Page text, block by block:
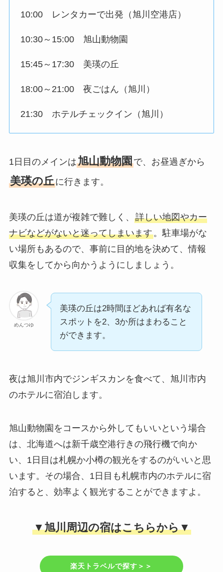
10:00 レンタカーで出発（旭川空港店）
10:30～15:00 旭山動物園
15:45～17:30 美瑛の丘
18:00～21:00 夜ごはん（旭川）
21:30 ホテルチェックイン（旭川）
1日目のメインは旭山動物園で、お昼過ぎから
美瑛の丘に行きます。
美瑛の丘は道が複雑で難しく、 詳しい地図やカー
ナビなどがないと迷ってしまいます。駐車場がな
い場所もあるので、事前に目的地を決めて、情報
収集をしてから向かうようにしましょう。
めんつゆ
美瑛の丘は2時間ほどあれば有名な
スポットを2、3か所はまわること
ができます。
夜は旭川市内でジンギスカンを食べて、旭川市内
のホテルに宿泊します。
旭山動物園をコースから外してもいいという場合
は、北海道へは新千歳空港行きの飛行機で向か
い、1日目は札幌か小樽の観光をするのがいいと思
います。その場合、1日目も札幌市内のホテルに宿
泊すると、効率よく観光することができますよ。
▼旭川周辺の宿はこちらから▼
楽天トラベルで探す＞＞